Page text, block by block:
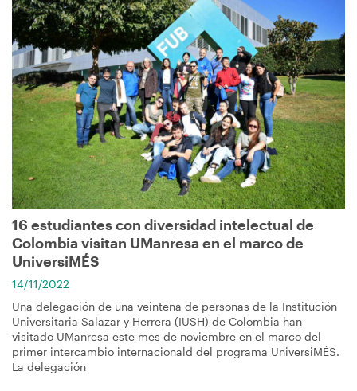
Imagen
16 estudiantes con diversidad intelectual de
Colombia visitan UManresa en el marco de
UniversiMÉS
14/11/2022
Una delegación de una veintena de personas de la Institución
Universitaria Salazar y Herrera (IUSH) de Colombia han
visitado UManresa este mes de noviembre en el marco del
primer intercambio internacionald del programa UniversiMÉS.
La delegación